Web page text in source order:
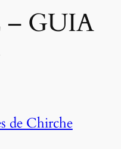
GUIA
de Chirche